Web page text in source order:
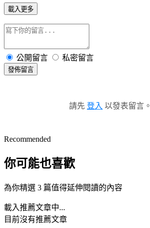
載入更多
公開留言 私密留言
發佈留言
請先 登入 以發表留言。
Recommended
你可能也喜歡
為你精選 3 篇值得延伸閱讀的內容
載入推薦文章中...
目前沒有推薦文章